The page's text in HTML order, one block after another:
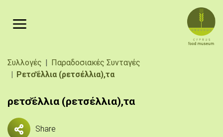
Breadcrumb
Συλλογές
Παραδοσιακές Συνταγές
Ρετσ̆έλλια (ρετσέλλια),τα
ρετσ̆έλλια (ρετσέλλια),τα
Share